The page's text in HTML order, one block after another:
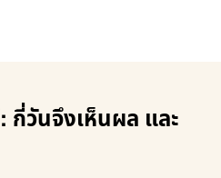
กี่วันจึงเห็นผล และ